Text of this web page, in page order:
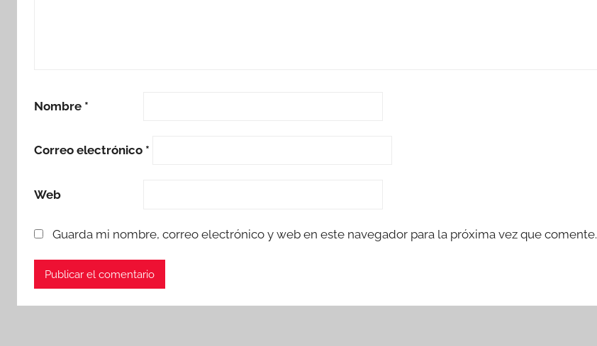
Nombre *
Correo electrónico *
Web
Guarda mi nombre, correo electrónico y web en este navegador para la próxima vez que comente.